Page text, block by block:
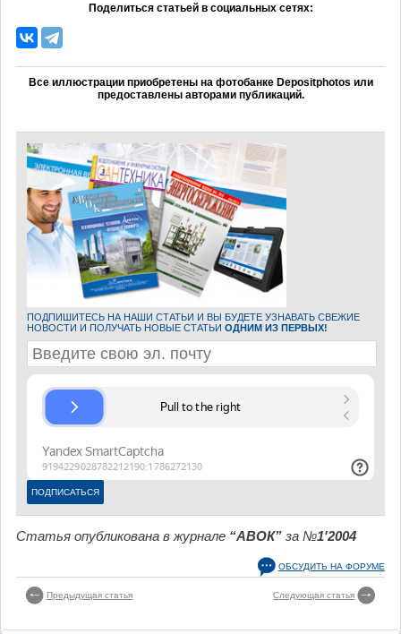
Поделиться статьей в социальных сетях:
Все иллюстрации приобретены на фотобанке Depositphotos или
предоставлены авторами публикаций.
ПОДПИШИТЕСЬ НА НАШИ СТАТЬИ И ВЫ БУДЕТЕ УЗНАВАТЬ СВЕЖИЕ
НОВОСТИ И ПОЛУЧАТЬ НОВЫЕ СТАТЬИ ОДНИМ ИЗ ПЕРВЫХ!
Статья опубликована в журнале “АВОК” за №1'2004
ОБСУДИТЬ НА ФОРУМЕ
Предыдущая статья Следующая статья